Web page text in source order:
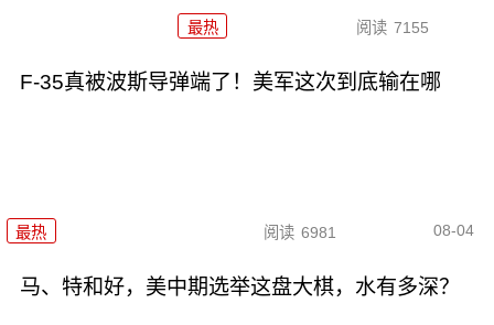
最热 阅读 7155
F-35真被波斯导弹端了！美军这次到底输在哪
最热 阅读 6981 08-04
马、特和好，美中期选举这盘大棋，水有多深？